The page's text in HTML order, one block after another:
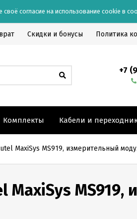
согласие на использование cookie в
Скидки и бонусы Политика
+7
Комплекты Кабели и
MaxiSys MS919, измерительный
MaxiSys